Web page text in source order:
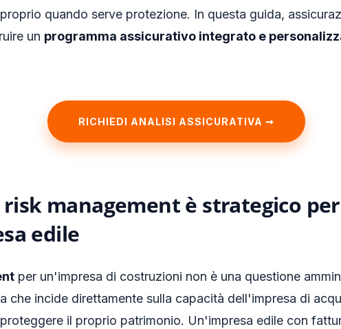
quando serve protezione. In questa guida,
un programma assicurativo integrato e
RICHIEDI ANALISI ASSICURATIVA ➞
risk management è strategico per
edile
per un'impresa di costruzioni non è una questione
che incide direttamente sulla capacità dell'impresa di
il proprio patrimonio. Un'impresa edile con